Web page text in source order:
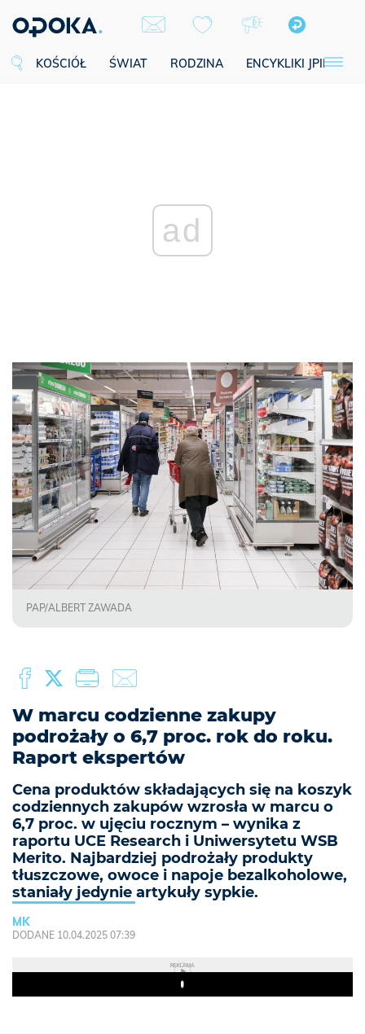
KOŚCIÓŁ ŚWIAT RODZINA ENCYKLIKI JPII
ad
PAP/ALBERT ZAWADA
W marcu codzienne zakupy
podrożały o 6,7 proc. rok do roku.
Raport ekspertów
Cena produktów składających się na koszyk
codziennych zakupów wzrosła w marcu o
6,7 proc. w ujęciu rocznym – wynika z
raportu UCE Research i Uniwersytetu WSB
Merito. Najbardziej podrożały produkty
tłuszczowe, owoce i napoje bezalkoholowe,
staniały jedynie artykuły sypkie.
MK
DODANE 10.04.2025 07:39
REKLAMA
Play